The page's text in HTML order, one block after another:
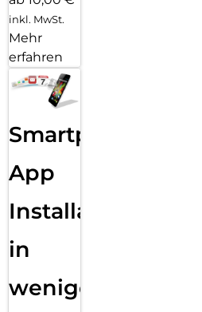
inkl. MwSt.
Mehr
erfahren
Smartphone
App
Installation
in
wenigen